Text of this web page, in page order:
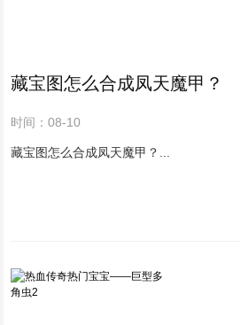
藏宝图怎么合成凤天魔甲？
时间：08-10
藏宝图怎么合成凤天魔甲？...